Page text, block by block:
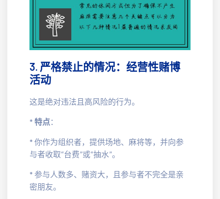
3. 严格禁止的情况：经营性赌博
活动
这是绝对违法且高风险的行为。
* 特点：
* 你作为组织者，提供场地、麻将等，并向参
与者收取“台费”或“抽水”。
* 参与人数多、赌资大，且参与者不完全是亲
密朋友。